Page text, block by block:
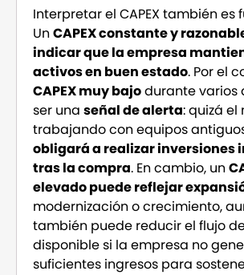
Interpretar el CAPEX también es
UnCAPEX constante y
indicar que la empresa
activos en buen estado. Por el
CAPEX muy bajodurante varios
ser una señal de alerta: quizá el
trabajando con equipos
obligará a realizar inversiones
tras la compra. En cambio, un
elevado puede reflejar
modernización o crecimiento,
también puede reducir el flujo
disponible si la empresa no
suficientes ingresos para